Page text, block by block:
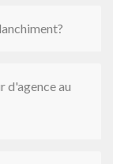
d'agence au